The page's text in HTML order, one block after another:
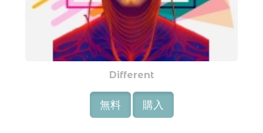
Different
無料 購入